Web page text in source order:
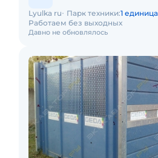
Давно не обновлялось
Lyulka ru Парк техники:1 единица
Работаем без выходных